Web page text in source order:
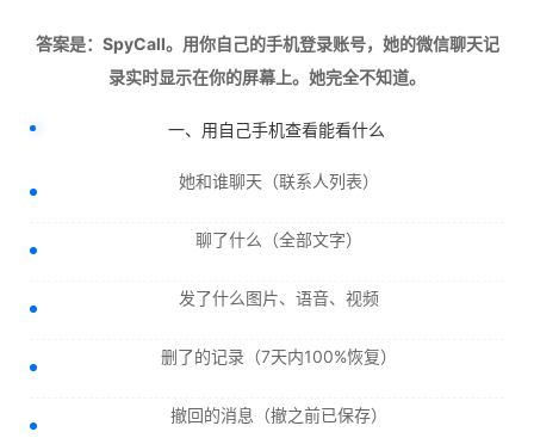
答案是：SpyCall。用你自己的手机登录账号，她的微信聊天记
录实时显示在你的屏幕上。她完全不知道。
一、用自己手机查看能看什么
她和谁聊天（联系人列表）
聊了什么（全部文字）
发了什么图片、语音、视频
删了的记录（7天内100%恢复）
撤回的消息（撤之前已保存）